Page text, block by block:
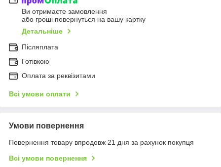
Ви отримаєте замовлення
або гроші повернуться на вашу картку
Детальніше
Післяплата
Готівкою
Оплата за реквізитами
Всі умови оплати
Умови повернення
Повернення товару впродовж 21 дня за рахунок покупця
Всі умови повернення